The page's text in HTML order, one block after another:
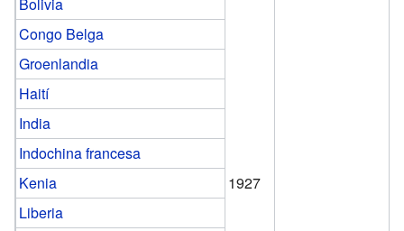
1927
Bolivia
Congo Belga
Groenlandia
Haití
India
Indochina francesa
Kenia
Liberia